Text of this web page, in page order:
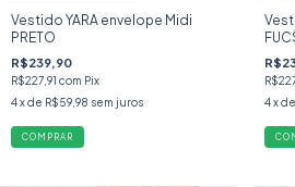
Vestido YARA envelope Midi
PRETO
R$239,90
R$227,91 com Pix
4x de R$59,98 sem juros
COMPRAR
4 x de